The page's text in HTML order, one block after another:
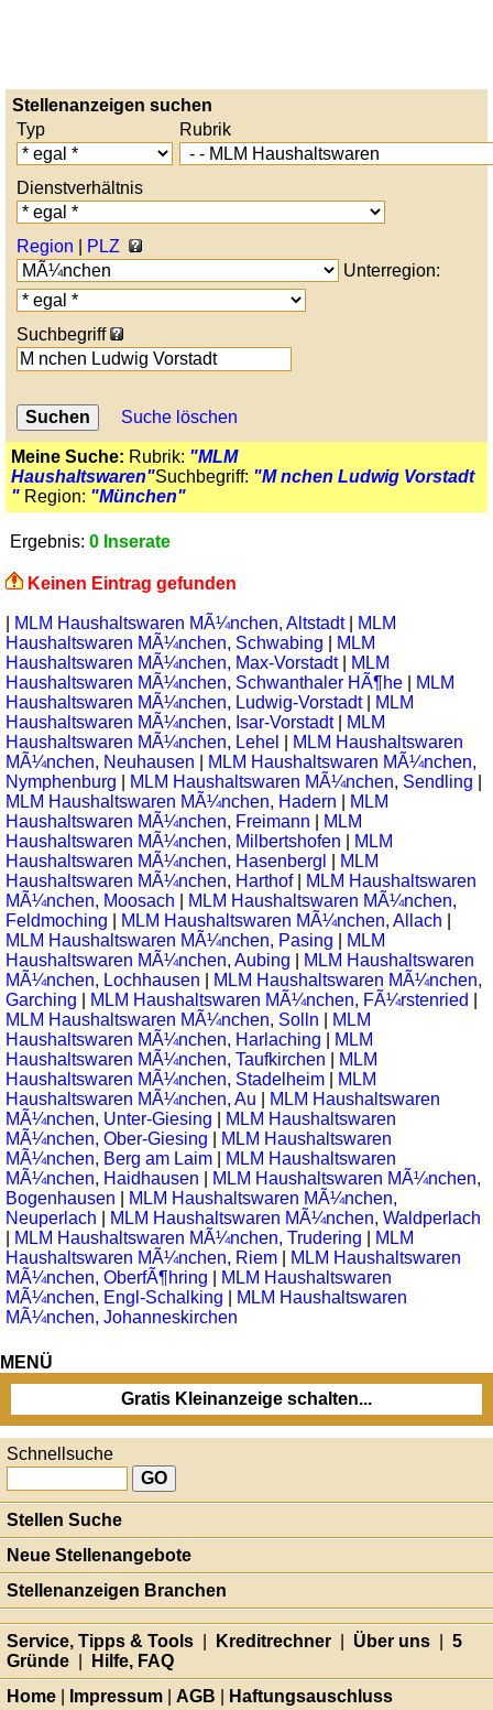
Stellenanzeigen suchen
Typ
Rubrik
Dienstverhältnis
Region
PLZ
Unterregion:
Suchbegriff
Suche löschen
Meine Suche: Rubrik: "MLM
Haushaltswaren"Suchbegriff: "M nchen Ludwig Vorstadt
" Region: "München"
Ergebnis: 0 Inserate
Keinen Eintrag gefunden
MLM Haushaltswaren MÃ¼nchen, Altstadt
MLM
Haushaltswaren MÃ¼nchen, Schwabing
MLM
Haushaltswaren MÃ¼nchen, Max-Vorstadt
MLM
Haushaltswaren MÃ¼nchen, Schwanthaler HÃ¶he
MLM
Haushaltswaren MÃ¼nchen, Ludwig-Vorstadt
MLM
Haushaltswaren MÃ¼nchen, Isar-Vorstadt
MLM
Haushaltswaren MÃ¼nchen, Lehel
MLM Haushaltswaren
MÃ¼nchen, Neuhausen
MLM Haushaltswaren MÃ¼nchen,
Nymphenburg
MLM Haushaltswaren MÃ¼nchen, Sendling
MLM Haushaltswaren MÃ¼nchen, Hadern
MLM
Haushaltswaren MÃ¼nchen, Freimann
MLM
Haushaltswaren MÃ¼nchen, Milbertshofen
MLM
Haushaltswaren MÃ¼nchen, Hasenbergl
MLM
Haushaltswaren MÃ¼nchen, Harthof
MLM Haushaltswaren
MÃ¼nchen, Moosach
MLM Haushaltswaren MÃ¼nchen,
Feldmoching
MLM Haushaltswaren MÃ¼nchen, Allach
MLM Haushaltswaren MÃ¼nchen, Pasing
MLM
Haushaltswaren MÃ¼nchen, Aubing
MLM Haushaltswaren
MÃ¼nchen, Lochhausen
MLM Haushaltswaren MÃ¼nchen,
Garching
MLM Haushaltswaren MÃ¼nchen, FÃ¼rstenried
MLM Haushaltswaren MÃ¼nchen, Solln
MLM
Haushaltswaren MÃ¼nchen, Harlaching
MLM
Haushaltswaren MÃ¼nchen, Taufkirchen
MLM
Haushaltswaren MÃ¼nchen, Stadelheim
MLM
Haushaltswaren MÃ¼nchen, Au
MLM Haushaltswaren
MÃ¼nchen, Unter-Giesing
MLM Haushaltswaren
MÃ¼nchen, Ober-Giesing
MLM Haushaltswaren
MÃ¼nchen, Berg am Laim
MLM Haushaltswaren
MÃ¼nchen, Haidhausen
MLM Haushaltswaren MÃ¼nchen,
Bogenhausen
MLM Haushaltswaren MÃ¼nchen,
Neuperlach
MLM Haushaltswaren MÃ¼nchen, Waldperlach
MLM Haushaltswaren MÃ¼nchen, Trudering
MLM
Haushaltswaren MÃ¼nchen, Riem
MLM Haushaltswaren
MÃ¼nchen, OberfÃ¶hring
MLM Haushaltswaren
MÃ¼nchen, Engl-Schalking
MLM Haushaltswaren
MÃ¼nchen, Johanneskirchen
MENÜ
Gratis Kleinanzeige schalten...
Schnellsuche
Stellen Suche
Neue Stellenangebote
Stellenanzeigen Branchen
Service, Tipps & Tools Kreditrechner Über uns
5
Gründe
Hilfe, FAQ
Home
Impressum AGB Haftungsauschluss